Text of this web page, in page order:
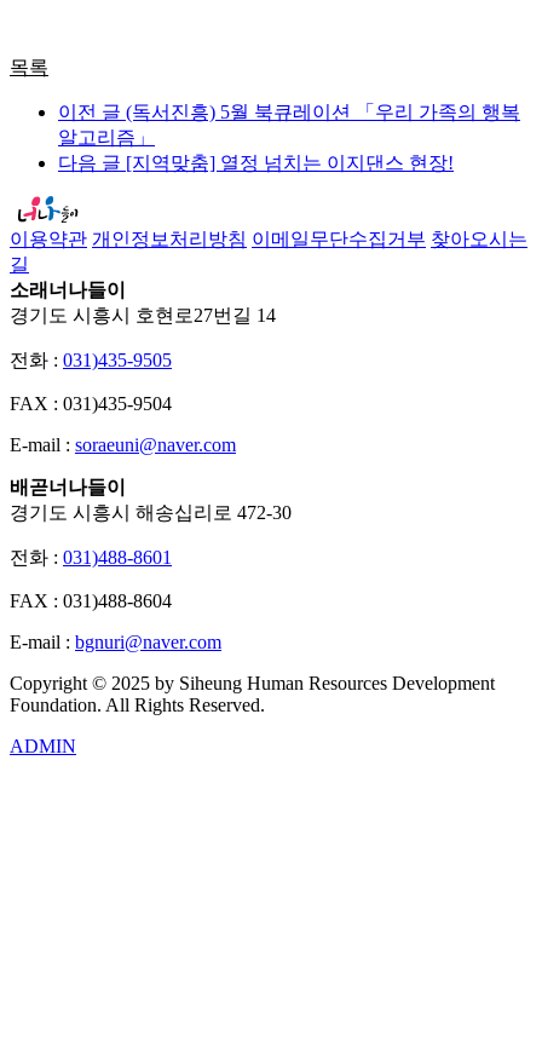
목록
이전 글 (독서진흥) 5월 북큐레이션 「우리 가족의 행복
알고리즘」
다음 글 [지역맞춤] 열정 넘치는 이지댄스 현장!
이용약관 개인정보처리방침 이메일무단수집거부 찾아오시는
길
소래너나들이
경기도 시흥시 호현로27번길 14
전화 : 031)435-9505
FAX : 031)435-9504
E-mail : soraeuni@naver.com
배곧너나들이
경기도 시흥시 해송십리로 472-30
전화 : 031)488-8601
FAX : 031)488-8604
E-mail : bgnuri@naver.com
Copyright © 2025 by Siheung Human Resources Development
Foundation. All Rights Reserved.
ADMIN